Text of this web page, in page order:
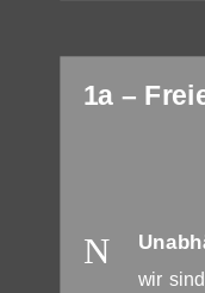
1a –
N
wir